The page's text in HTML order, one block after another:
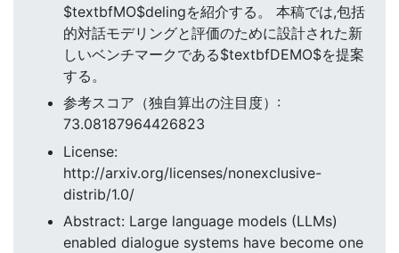
$textbfMO$delingを紹介する。 本稿では,包括
的対話モデリングと評価のために設計された新
しいベンチマークである$textbfDEMO$を提案
する。
参考スコア（独自算出の注目度）:
73.08187964426823
License:
http://arxiv.org/licenses/nonexclusive-
distrib/1.0/
Abstract: Large language models (LLMs)
enabled dialogue systems have become one